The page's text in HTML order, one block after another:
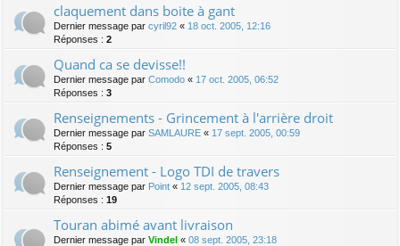
claquement dans boite à gant
Dernier message par cyril92 « 18 oct. 2005, 12:16
Réponses : 2
Quand ca se devisse!!
Dernier message par Comodo « 17 oct. 2005, 06:52
Réponses : 3
Renseignements - Grincement à l'arrière droit
Dernier message par SAMLAURE « 17 sept. 2005, 00:59
Réponses : 5
Renseignement - Logo TDI de travers
Dernier message par Point « 12 sept. 2005, 08:43
Réponses : 19
Touran abimé avant livraison
Dernier message par Vindel « 08 sept. 2005, 23:18